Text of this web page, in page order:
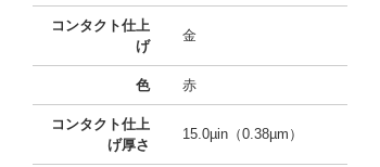
コンタクト仕上
げ
金
色 赤
コンタクト仕上
げ厚さ
15.0µin（0.38µm）